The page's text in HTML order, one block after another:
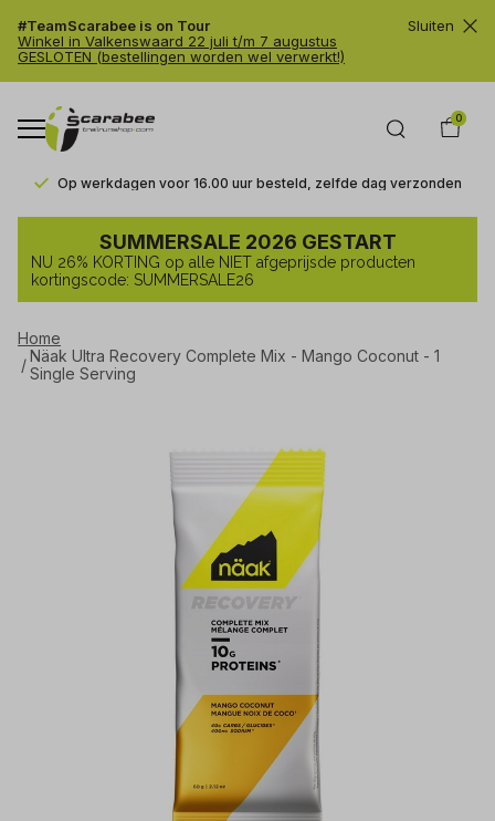
#TeamScarabee is on Tour
Winkel in Valkenswaard 22 juli t/m 7 augustus
GESLOTEN (bestellingen worden wel verwerkt!)
Sluiten
0
Op werkdagen voor 16.00 uur besteld, zelfde dag verzonden
Näak
Ultra
Recovery
Mix
SUMMERSALE 2026 GESTART
NU 26% KORTING op alle NIET afgeprijsde producten
kortingscode: SUMMERSALE26
Home
Näak Ultra Recovery Complete Mix - Mango Coconut - 1
Single Serving